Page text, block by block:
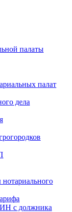
палаты
палат
дела
с должника